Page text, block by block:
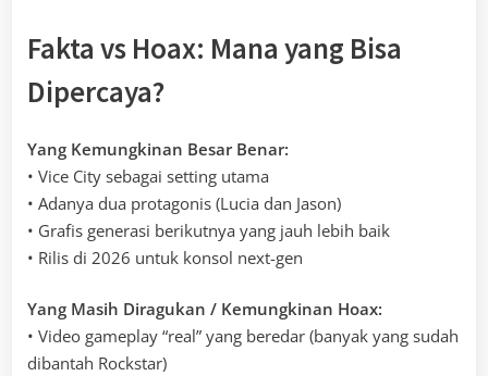
Fakta vs Hoax: Mana yang Bisa
Dipercaya?
Yang Kemungkinan Besar Benar:
• Vice City sebagai setting utama
• Adanya dua protagonis (Lucia dan Jason)
• Grafis generasi berikutnya yang jauh lebih baik
• Rilis di 2026 untuk konsol next-gen
Yang Masih Diragukan / Kemungkinan Hoax:
• Video gameplay “real” yang beredar (banyak yang sudah
dibantah Rockstar)